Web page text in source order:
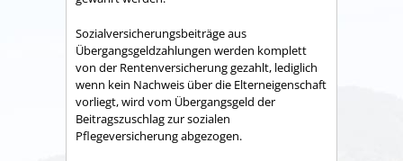
Sozialversicherungsbeiträge aus
Übergangsgeldzahlungen werden komplett
von der Rentenversicherung gezahlt, lediglich
wenn kein Nachweis über die Elterneigenschaft
vorliegt, wird vom Übergangsgeld der
Beitragszuschlag zur sozialen
Pflegeversicherung abgezogen.